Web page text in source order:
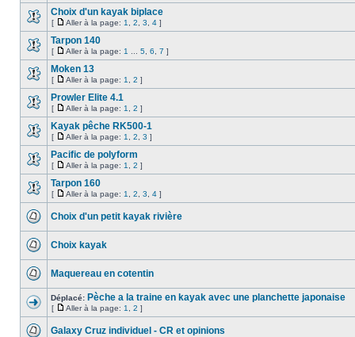
Choix d'un kayak biplace
[ Aller à la page: 1 2 3 4 ]
Tarpon 140
[ Aller à la page: 1 5 6 7 ]
Moken 13
[ Aller à la page: 1 2 ]
Prowler Elite 4.1
[ Aller à la page: 1 2 ]
Kayak pêche RK500-1
[ Aller à la page: 1 2 3 ]
Pacific de polyform
[ Aller à la page: 1 2 ]
Tarpon 160
[ Aller à la page: 1 2 3 4 ]
Choix d'un petit kayak rivière
Choix kayak
Maquereau en cotentin
Déplacé: Pèche a la traine en kayak avec une planchette japonaise
[ Aller à la page: 1 2 ]
Galaxy Cruz individuel - CR et opinions